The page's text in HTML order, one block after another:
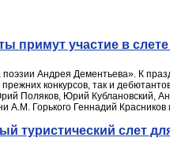
примут участие в
Андрея Дементьева». К
конкурсов, так и
Поляков, Юрий Кублановский,
А.М. Горького Геннадий
туристический слет